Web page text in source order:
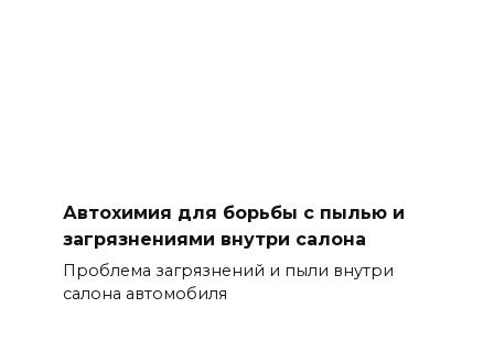
Автохимия для борьбы с пылью и
загрязнениями внутри салона
Проблема загрязнений и пыли внутри
салона автомобиля